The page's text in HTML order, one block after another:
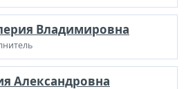
Владимировна
Александровна